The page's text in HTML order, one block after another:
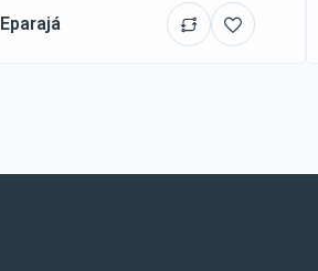
Eparajá